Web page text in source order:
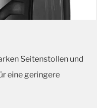
Seitenstollen und
eine geringere